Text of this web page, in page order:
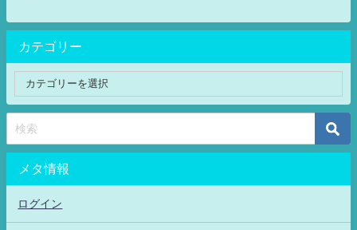
カテゴリー
メタ情報
ログイン